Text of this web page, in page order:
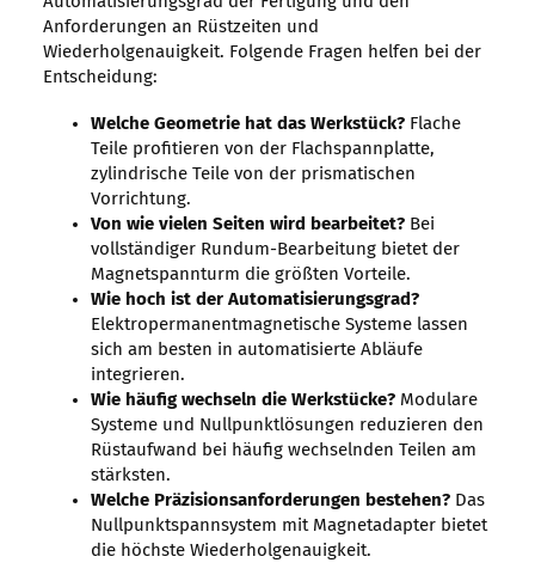
Anforderungen an Rüstzeiten und
Wiederholgenauigkeit. Folgende Fragen helfen bei der
Entscheidung:
Welche Geometrie hat das Werkstück?Flache
Teile profitieren von der Flachspannplatte,
zylindrische Teile von der prismatischen
Vorrichtung.
Von wie vielen Seiten wird bearbeitet?Bei
vollständiger Rundum-Bearbeitung bietet der
Magnetspannturm die größten Vorteile.
Wie hoch ist der Automatisierungsgrad?
Elektropermanentmagnetische Systeme lassen
sich am besten in automatisierte Abläufe
integrieren.
Wie häufig wechseln die Werkstücke?Modulare
Systeme und Nullpunktlösungen reduzieren den
Rüstaufwand bei häufig wechselnden Teilen am
stärksten.
Welche Präzisionsanforderungen bestehen?Das
Nullpunktspannsystem mit Magnetadapter bietet
die höchste Wiederholgenauigkeit.